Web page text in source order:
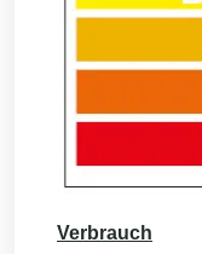
Verbrauch